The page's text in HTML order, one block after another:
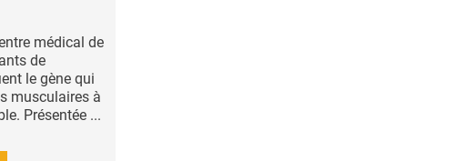
médical de
de
le gène qui
musculaires à
Présentée ...